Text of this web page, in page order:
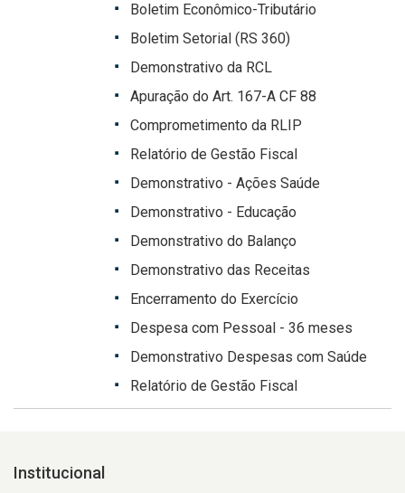
Boletim Econômico-Tributário
Boletim Setorial (RS 360)
Demonstrativo da RCL
Apuração do Art. 167-A CF 88
Comprometimento da RLIP
Relatório de Gestão Fiscal
Demonstrativo - Ações Saúde
Demonstrativo - Educação
Demonstrativo do Balanço
Demonstrativo das Receitas
Encerramento do Exercício
Despesa com Pessoal - 36 meses
Demonstrativo Despesas com Saúde
Relatório de Gestão Fiscal
Institucional